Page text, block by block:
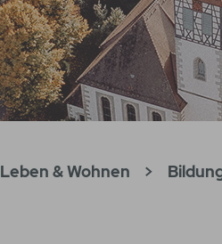
1 2 3
Leben & Wohnen >